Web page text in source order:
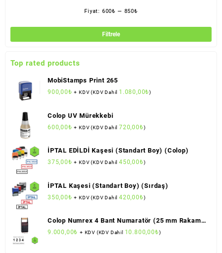
Filtrele
Fiyat: 600₺ — 850₺
Top rated products
MobiStamps Print 265
900,00₺ + KDV (KDV Dahil 1.080,00₺)
Colop UV Mürekkebi
600,00₺ + KDV (KDV Dahil 720,00₺)
İPTAL EDİLDİ Kaşesi (Standart Boy) (Colop)
375,00₺ + KDV (KDV Dahil450,00₺)
İPTAL Kaşesi (Standart Boy) (Sırdaş)
350,00₺ + KDV (KDV Dahil420,00₺)
Colop Numrex 4 Bant Numaratör (25 mm Rakam
Boyu)
9.000,00₺ + KDV (KDV Dahil 10.800,00₺)